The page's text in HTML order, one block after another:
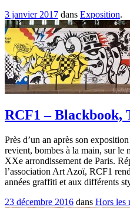
3 janvier 2017 dans Exposition.
RCF1 – Blackbook,
Près d’un an après son
revient, bombes à la main, sur le
XXe arrondissement de Paris.
l’association Art Azoï, RCF1
années graffiti et aux différents
23 décembre 2016 dans Hors les